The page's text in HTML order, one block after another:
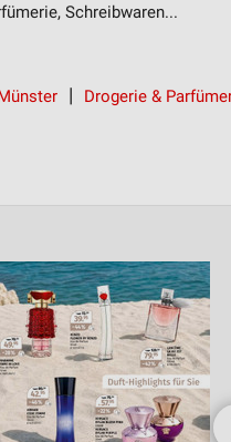
Schreibwaren...
Drogerie &